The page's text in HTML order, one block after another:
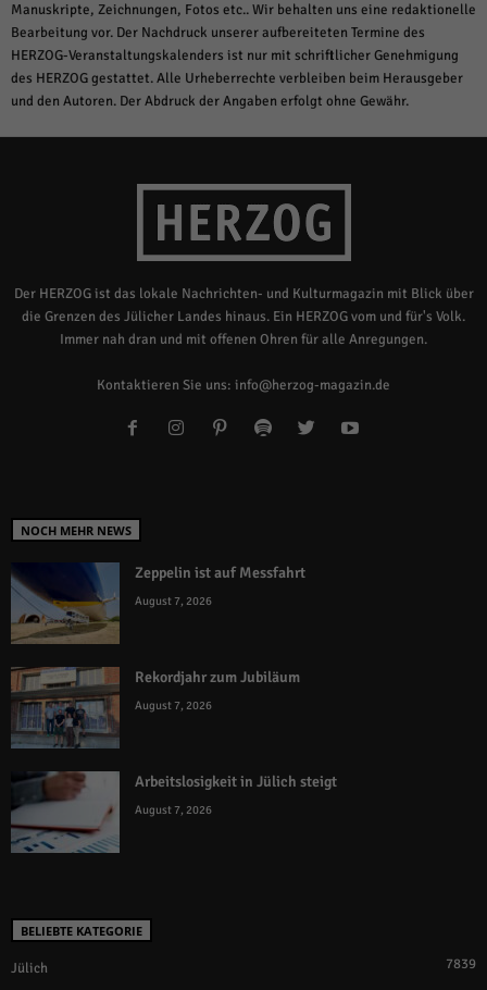
Manuskripte, Zeichnungen, Fotos etc.. Wir behalten uns eine redaktionelle
Bearbeitung vor. Der Nachdruck unserer aufbereiteten Termine des
HERZOG-Veranstaltungskalenders ist nur mit schriftlicher Genehmigung
des HERZOG gestattet. Alle Urheberrechte verbleiben beim Herausgeber
und den Autoren. Der Abdruck der Angaben erfolgt ohne Gewähr.
Der HERZOG ist das lokale Nachrichten- und Kulturmagazin mit Blick über
die Grenzen des Jülicher Landes hinaus. Ein HERZOG vom und für's Volk.
Immer nah dran und mit offenen Ohren für alle Anregungen.
Kontaktieren Sie uns: info@herzog-magazin.de
NOCH MEHR NEWS
Zeppelin ist auf Messfahrt
August 7, 2026
Rekordjahr zum Jubiläum
August 7, 2026
Arbeitslosigkeit in Jülich steigt
August 7, 2026
BELIEBTE KATEGORIE
Jülich
7839